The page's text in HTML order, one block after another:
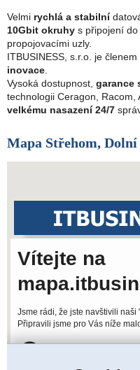
Velmi rychlá a stabilní
10Gbit okruhy s připojení do
propojovacími uzly.
ITBUSINESS, s.r.o. je členem
inovace
Vysoká dostupnost, garance
technologii Ceragon, Racom,
velkému nasazení 24/7
Mapa Střehom, Dolní